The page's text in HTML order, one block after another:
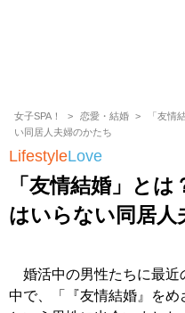
女子SPA！ 恋愛・結婚
「友情
い同居人夫婦のかたち
LifestyleLove
「友情結婚」とは
はいらない同居人
婚活中の男性たちに最近
中で、「『友情結婚』をめ